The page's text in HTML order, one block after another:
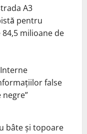
A3
pentru
milioane de
false
bâte și topoare